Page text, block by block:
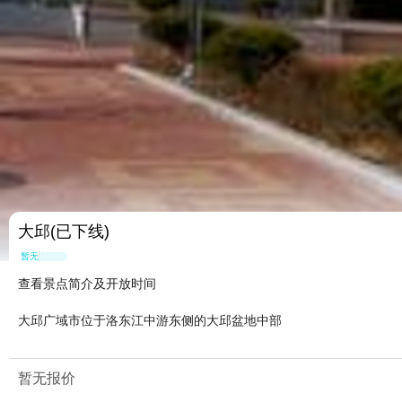
大邱(已下线)
暂无点评
查看景点简介及开放时间
大邱广域市位于洛东江中游东侧的大邱盆地中部
暂无报价